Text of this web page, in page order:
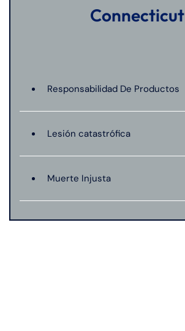
Connecticut
Responsabilidad De Productos
Lesión catastrófica
Muerte Injusta